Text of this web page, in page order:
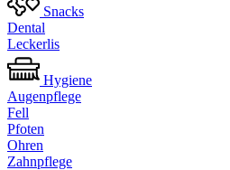
Snacks
Dental
Leckerlis
Hygiene
Augenpflege
Fell
Pfoten
Ohren
Zahnpflege